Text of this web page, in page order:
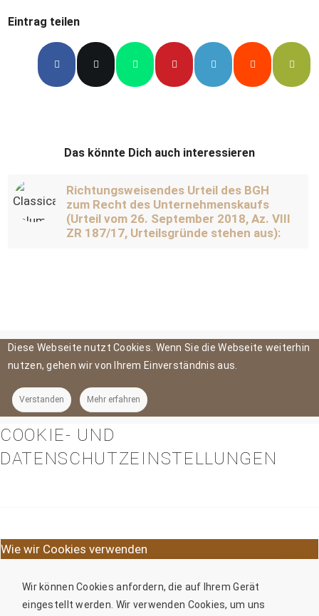
Eintrag teilen
Das könnte Dich auch interessieren
Richtungsweisendes Urteil des BGH
zum Recht des Unternehmenskaufs
(Urteil vom 26. September 2018, Az. VIII
ZR 187/17, Urteilsgründe stehen aus):
Diese Webseite nutzt Cookies. Wenn Sie die Webseite weiterhin
nutzen, gehen wir von Ihrem Einverständnis aus.
Verstanden Mehr erfahren
COOKIE- UND
DATENSCHUTZEINSTELLUNGEN
Wie wir Cookies verwenden
Wir können Cookies anfordern, die auf Ihrem Gerät
eingestellt werden. Wir verwenden Cookies, um uns